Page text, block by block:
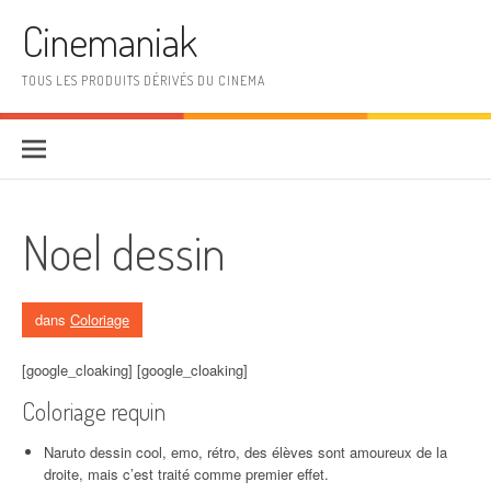
Cinemaniak
TOUS LES PRODUITS DÉRIVÉS DU CINEMA
Noel dessin
dans Coloriage
[google_cloaking] [google_cloaking]
Coloriage requin
Naruto dessin cool, emo, rétro, des élèves sont amoureux de la
droite, mais c’est traité comme premier effet.